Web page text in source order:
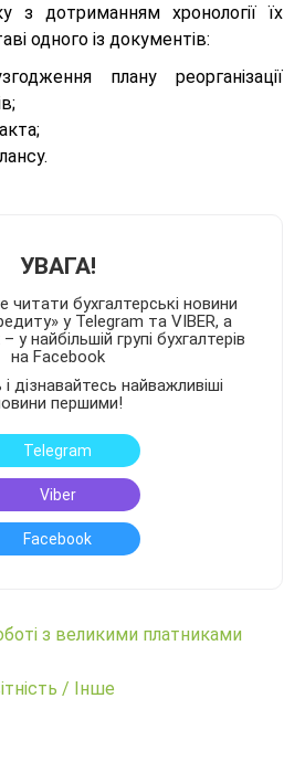
з дотриманням хронології їх
одного із документів:
плану реорганізації
УВАГА!
читати бухгалтерські новини
у Telegram та VIBER, а
у найбільшій групі бухгалтерів
на Facebook
дізнавайтесь найважливіші
першими!
Telegram
Viber
Facebook
з великими платниками
/ Інше